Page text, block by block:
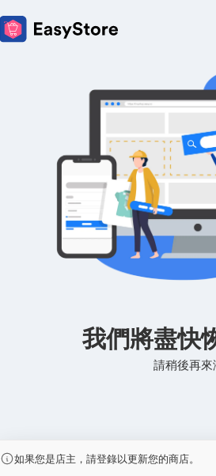
我們將盡快
請稍後再來
如果您是店主，請登錄以更新您的商店。